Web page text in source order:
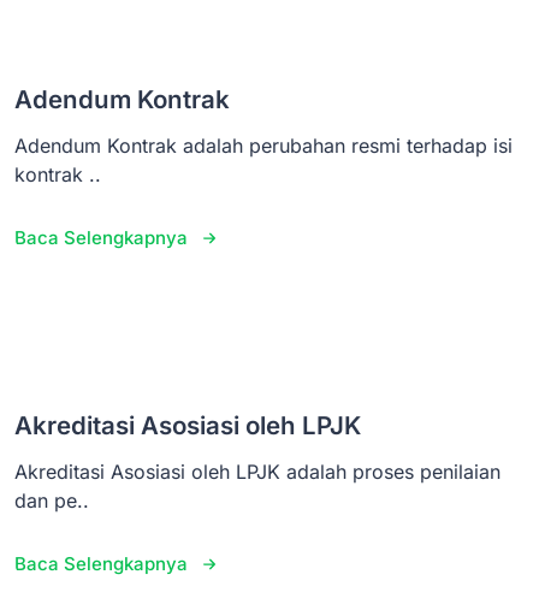
Adendum Kontrak
Adendum Kontrak adalah perubahan resmi terhadap isi
kontrak ..
Baca Selengkapnya
Akreditasi Asosiasi oleh LPJK
Akreditasi Asosiasi oleh LPJK adalah proses penilaian
dan pe..
Baca Selengkapnya